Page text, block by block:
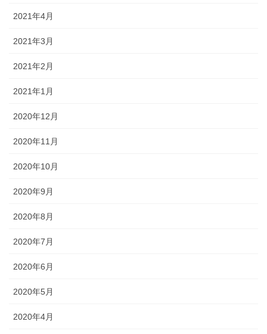
2021年4月
2021年3月
2021年2月
2021年1月
2020年12月
2020年11月
2020年10月
2020年9月
2020年8月
2020年7月
2020年6月
2020年5月
2020年4月